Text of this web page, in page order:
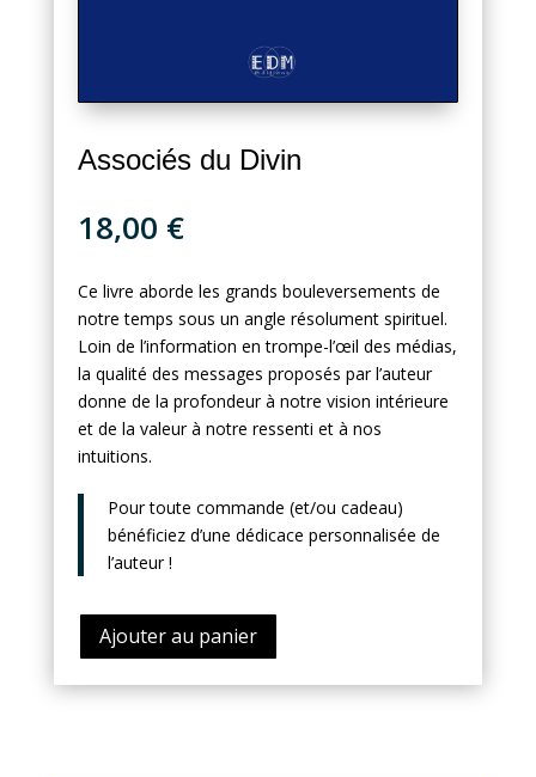
Associés du Divin
18,00 €
Ce livre aborde les grands bouleversements de
notre temps sous un angle résolument spirituel.
Loin de l’information en trompe-l’œil des médias,
la qualité des messages proposés par l’auteur
donne de la profondeur à notre vision intérieure
et de la valeur à notre ressenti et à nos
intuitions.
Pour toute commande (et/ou cadeau)
bénéficiez d’une dédicace personnalisée de
l’auteur !
Ajouter au panier